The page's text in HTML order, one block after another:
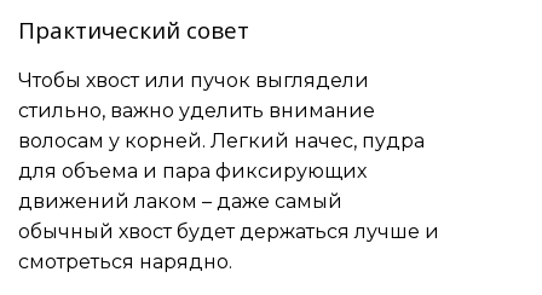
Практический совет
Чтобы хвост или пучок выглядели
стильно, важно уделить внимание
волосам у корней. Легкий начес, пудра
для объема и пара фиксирующих
движений лаком – даже самый
обычный хвост будет держаться лучше и
смотреться нарядно.